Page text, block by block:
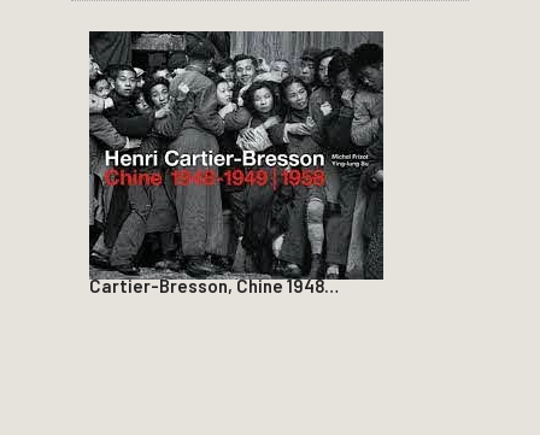
Cartier-Bresson, Chine 1948…